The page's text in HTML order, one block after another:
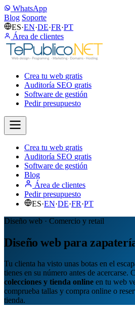
WhatsApp
Blog Soporte
ES·EN·DE·FR·PT
Área de clientes
Crea tu web gratis
Auditoría SEO gratis
Software de gestión
Pedir presupuesto
Crea tu web gratis
Auditoría SEO gratis
Software de gestión
Blog
Área de clientes
Pedir presupuesto
ES·EN·DE·FR·PT
Diseño web · Comercio y retail
Diseño web para
Tu clienta ha visto unas botas en el
tienes en su número antes de acercarse.
colecciones y tienda online en tu web
comprueba tallas y compra online o
tienda.